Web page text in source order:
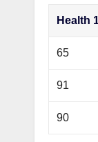
Health
65
91
90